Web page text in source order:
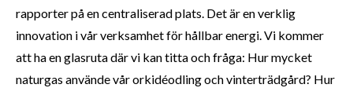
rapporter på en centraliserad plats. Det är en verklig
innovation i vår verksamhet för hållbar energi. Vi kommer
att ha en glasruta där vi kan titta och fråga: Hur mycket
naturgas använde vår orkidéodling och vinterträdgård? Hur